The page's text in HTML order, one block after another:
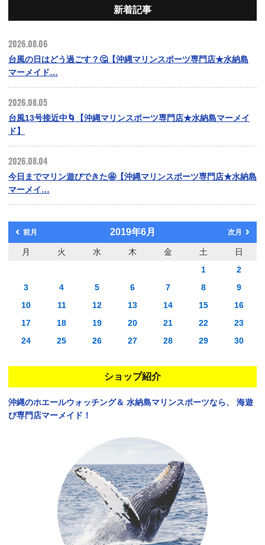
新着記事
2026.08.06
台風の日はどう過ごす？🤔【沖縄マリンスポーツ専門店★水納島
マーメイド…
2026.08.05
台風13号接近中🌀【沖縄マリンスポーツ専門店★水納島マーメイ
ド】
2026.08.04
今日までマリン遊びできた🤩【沖縄マリンスポーツ専門店★水納島
マーメイ…
前月 2019年6月 次月
月 火 水 木 金 土
日
1
2
3
4 5 6 7 8
9
10
11 12 13 14 15
16
17
18 19 20 21 22
23
24
25 26 27 28 29 30
ショップ紹介
沖縄のホエールウォッチング＆ 水納島マリンスポーツなら、
海遊
び専門店マーメイド！